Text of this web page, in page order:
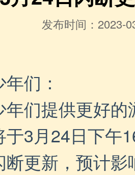
发布时间：2023-
们：
年们提供更好
于3月24日下午
断更新，预计